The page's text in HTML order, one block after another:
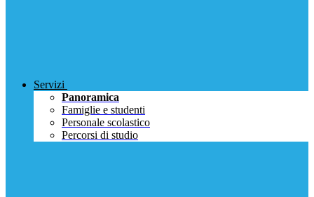
Servizi
Panoramica
Famiglie e studenti
Personale scolastico
Percorsi di studio